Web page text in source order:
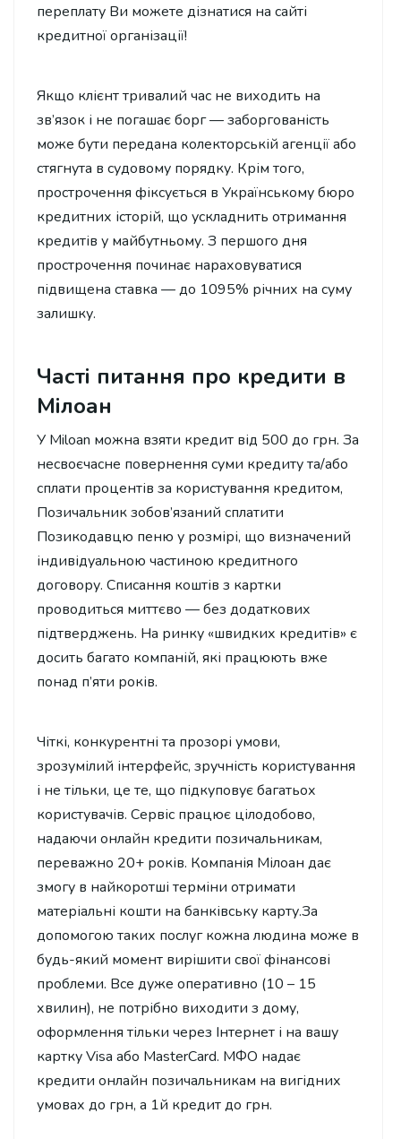
переплату Ви можете дізнатися на сайті
кредитної організації!
Якщо клієнт тривалий час не виходить на
зв’язок і не погашає борг — заборгованість
може бути передана колекторській агенції або
стягнута в судовому порядку. Крім того,
прострочення фіксується в Українському бюро
кредитних історій, що ускладнить отримання
кредитів у майбутньому. З першого дня
прострочення починає нараховуватися
підвищена ставка — до 1095% річних на суму
залишку.
Часті питання про кредити в
Мілоан
У Miloan можна взяти кредит від 500 до грн. За
несвоєчасне повернення суми кредиту та/або
сплати процентів за користування кредитом,
Позичальник зобов’язаний сплатити
Позикодавцю пеню у розмірі, що визначений
індивідуальною частиною кредитного
договору. Списання коштів з картки
проводиться миттєво — без додаткових
підтверджень. На ринку «швидких кредитів» є
досить багато компаній, які працюють вже
понад п’яти років.
Чіткі, конкурентні та прозорі умови,
зрозумілий інтерфейс, зручність користування
і не тільки, це те, що підкуповує багатьох
користувачів. Сервіс працює цілодобово,
надаючи онлайн кредити позичальникам,
переважно 20+ років. Компанія Мілоан дає
змогу в найкоротші терміни отримати
матеріальні кошти на банківську карту.За
допомогою таких послуг кожна людина може в
будь-який момент вирішити свої фінансові
проблеми. Все дуже оперативно (10 – 15
хвилин), не потрібно виходити з дому,
оформлення тільки через Інтернет і на вашу
картку Visa або MasterCard. МФО надає
кредити онлайн позичальникам на вигідних
умовах до грн, а 1й кредит до грн.